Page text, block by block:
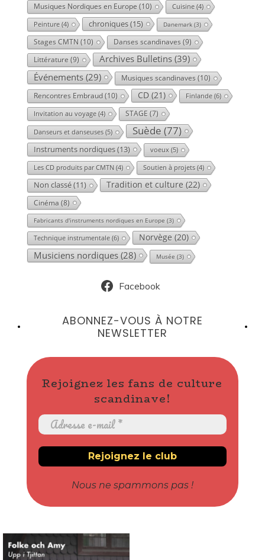
Musiques Nordiques en Europe (10) Cuisine(4)
Peinture(4) chroniques(15) Danemark(3)
Stages CMTN (10) Danses scandinaves (9)
Littérature (9) Archives Bulletins(39)
Événements(29) Musiques scandinaves (10)
Rencontres Embraud(10) CD(21) Finlande(6)
Invitation au voyage(4) STAGE (7)
Danseurs et danseuses(5) Suède (77)
Instruments nordiques(13) voeux(5)
Les CD produits par CMTN(4) Soutien à projets(4)
Non classé(11) Tradition et culture (22)
Cinéma (8)
Fabricants d'instruments nordiques en Europe (3)
Technique instrumentale(6) Norvège (20)
Musiciens nordiques(28) Musée (3)
Facebook
ABONNEZ-VOUS À NOTRE
NEWSLETTER
Rejoignez les fans de culture
scandinave!
Nous ne spammons pas !